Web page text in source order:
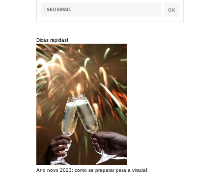
Dicas rápidas!
Ano novo 2023: como se preparar para a virada!